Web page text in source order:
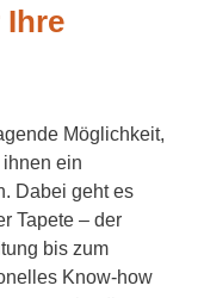
Ihre
Möglichkeit,
ein
Dabei geht es
Tapete – der
bis zum
Know-how